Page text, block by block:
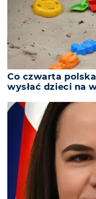
Co czwarta
wysłać dzieci na